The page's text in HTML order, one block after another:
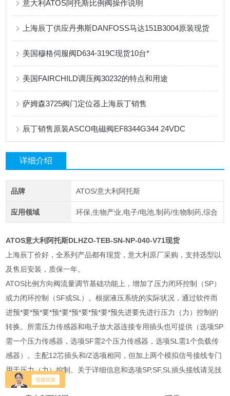
意大利ATOS阿托斯比例阀操作说明
上海辰丁供应丹弗斯DANFOSS马达151B3004原装现货
美国穆格伺服阀D634-319C现货10台*​
美国FAIRCHILD调压阀30232的特点和用途
萨姆森3725阀门定位器上海辰丁销售
辰丁销售原装ASCO电磁阀EF8344G344 24VDC
详细介绍
品牌 ATOS/意大利阿托斯
应用领域 环保,生物产业,电子/电池,制药/生物制药,综合
ATOS意大利阿托斯DLHZO-TEB-SN-NP-040-V71现货
上海辰丁价好，全系列产品都有现货，意大利原厂采购，支持选型以
及售后安装，质保一年。
ATOS比例方向阀流量调节基础功能上，增加了压力闭环控制（SP）
或力闭环控制（SF或SL）。根据液压系统的实际状况，通过软件而
进预*要*预*要*预*要*预*要*预*要*预先进要先进行压力（力）控制的
转换。所需压力传感器和电子放大器连接专用插头也可提供（选项SP
需一个压力传感器，选项SF需2个压力传感器，选项SL需1个负载传
感器）。主配12芯插头和/Z选项相同，但加上两个模拟信号接线专门
用于压力（力）控制。关于详细信息和选项SP,SF,SL插头接线请见技
术样本GS212